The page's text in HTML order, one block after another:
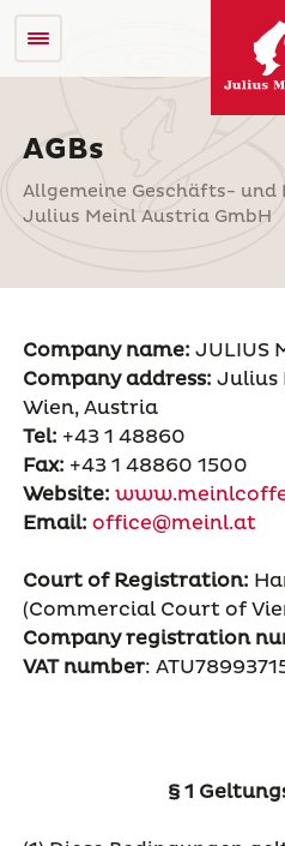
AGBs
Allgemeine Geschäfts-
Julius Meinl Austria GmbH
Company name: JULIUS
Company address: Julius
Wien, Austria
Tel: +43 1 48860
Fax: +43 1 48860 1500
Website:
Email: office@meinl.at
Court of Registration:
(Commercial Court of
Company registration
VAT number:
§ 1